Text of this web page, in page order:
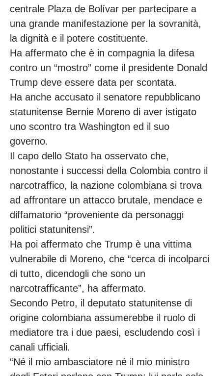
centrale Plaza de Bolívar per partecipare a
una grande manifestazione per la sovranità,
la dignità e il potere costituente.
Ha affermato che è in compagnia la difesa
contro un “mostro” come il presidente Donald
Trump deve essere data per scontata.
Ha anche accusato il senatore repubblicano
statunitense Bernie Moreno di aver istigato
uno scontro tra Washington ed il suo
governo.
Il capo dello Stato ha osservato che,
nonostante i successi della Colombia contro il
narcotraffico, la nazione colombiana si trova
ad affrontare un attacco brutale, mendace e
diffamatorio “proveniente da personaggi
politici statunitensi”.
Ha poi affermato che Trump è una vittima
vulnerabile di Moreno, che “cerca di incolparci
di tutto, dicendogli che sono un
narcotrafficante”, ha affermato.
Secondo Petro, il deputato statunitense di
origine colombiana assumerebbe il ruolo di
mediatore tra i due paesi, escludendo così i
canali ufficiali.
“Né il mio ambasciatore né il mio ministro